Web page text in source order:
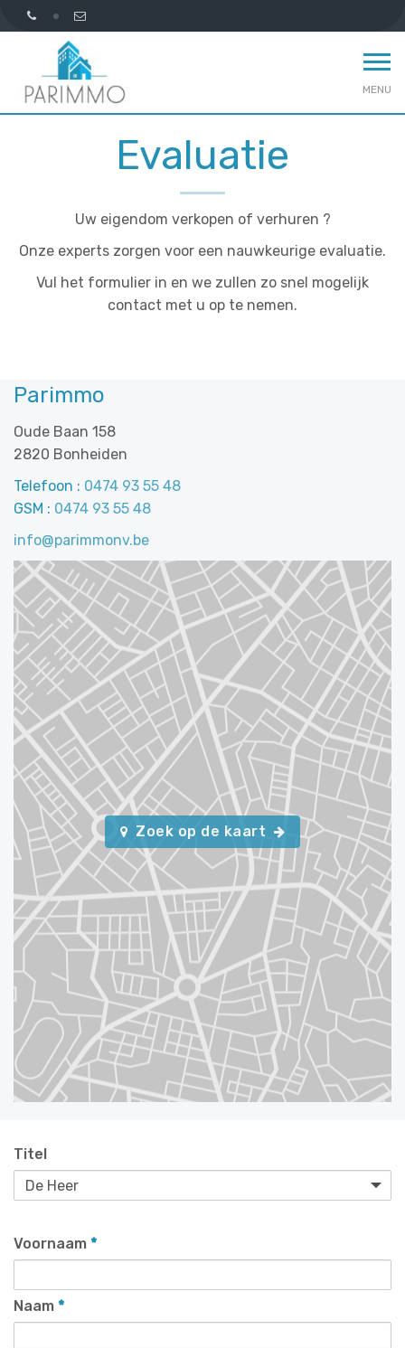
MENU
Evaluatie
Uw eigendom verkopen of verhuren ?
Onze experts zorgen voor een nauwkeurige evaluatie.
Vul het formulier in en we zullen zo snel mogelijk
contact met u op te nemen.
Parimmo
Oude Baan 158
2820 Bonheiden
Telefoon : 0474 93 55 48
GSM : 0474 93 55 48
info@parimmonv.be
Zoek op de kaart
Titel
Voornaam *
Naam *